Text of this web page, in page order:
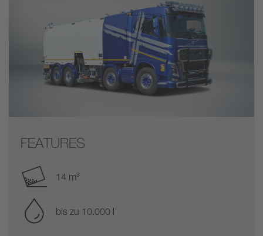
FEATURES
14 m³
bis zu 10.000 l